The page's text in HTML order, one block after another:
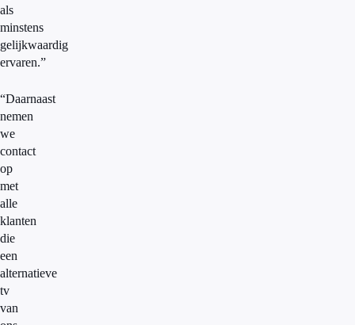
als
minstens
gelijkwaardig
ervaren.”
“Daarnaast
nemen
we
contact
op
met
alle
klanten
die
een
alternatieve
tv
van